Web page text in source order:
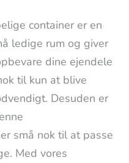
container er en
ledige rum og giver
dine ejendele
til kun at blive
Desuden er
små nok til at passe
Med vores